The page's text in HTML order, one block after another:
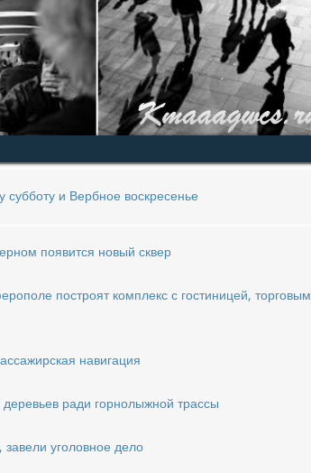
и Вербное воскресенье
появится новый сквер
построят комплекс с гостиницей, торговым
навигация
ради горнолыжной трассы
уголовное дело